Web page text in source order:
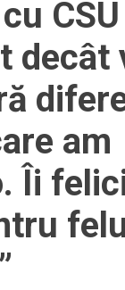
decât
am
Îi